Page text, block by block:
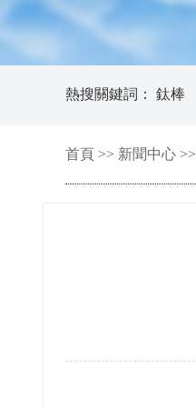
熱搜關鍵詞： 鈦棒
首頁 >> 新聞中心 >>